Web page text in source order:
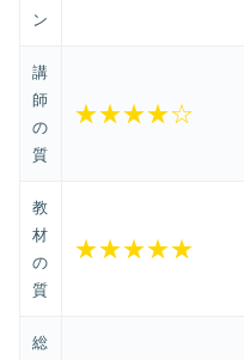
ン
講
師
の
質
★★★★☆
教
材
の
質
★★★★★
総